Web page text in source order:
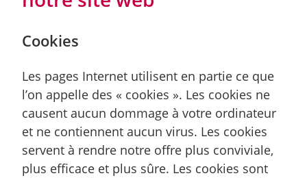
Cookies
Les pages Internet utilisent en partie ce que
l’on appelle des « cookies ». Les cookies ne
causent aucun dommage à votre ordinateur
et ne contiennent aucun virus. Les cookies
servent à rendre notre offre plus conviviale,
plus efficace et plus sûre. Les cookies sont